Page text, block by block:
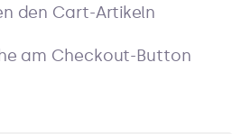
den Cart-Artikeln
am Checkout-Button